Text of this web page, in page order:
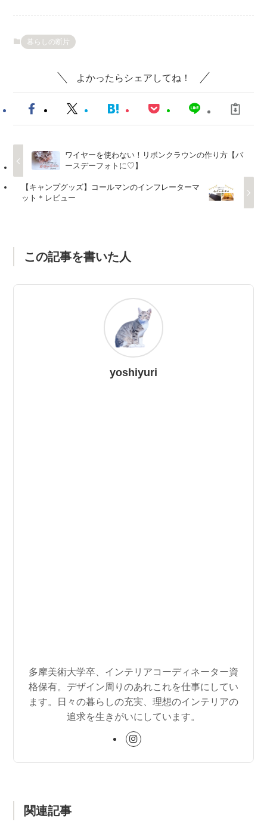
暮らしの断片
よかったらシェアしてね！
ワイヤーを使わない！リボンクラウンの作り方【バ
ースデーフォトに♡】
【キャンプグッズ】コールマンのインフレーターマ
ット＊レビュー
この記事を書いた人
yoshiyuri
多摩美術大学卒、インテリアコーディネーター資
格保有。デザイン周りのあれこれを仕事にしてい
ます。日々の暮らしの充実、理想のインテリアの
追求を生きがいにしています。
関連記事